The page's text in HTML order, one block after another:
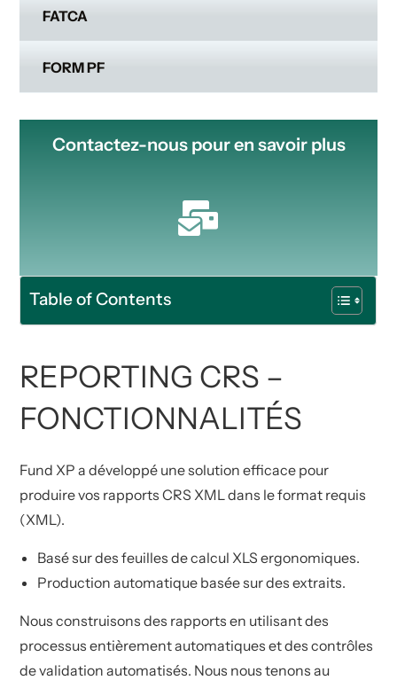
FATCA
FORM PF
Contactez-nous pour en savoir plus
Table of Contents
REPORTING CRS –
FONCTIONNALITÉS
Fund XP a développé une solution efficace pour
produire vos rapports CRS XML dans le format requis
(XML).
Basé sur des feuilles de calcul XLS ergonomiques.
Production automatique basée sur des extraits.
Nous construisons des rapports en utilisant des
processus entièrement automatiques et des contrôles
de validation automatisés. Nous nous tenons au